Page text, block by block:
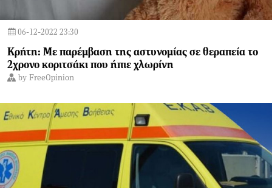
06-12-2022 23:30
Κρήτη: Με παρέμβαση της αστυνομίας σε θεραπεία το
2χρονο κοριτσάκι που ήπιε χλωρίνη
by FreeOpinion